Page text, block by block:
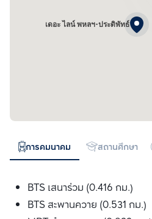
เดอะ ไลน์ พหลฯ-ประดิพัทธ์
การคมนาคม สถานศึกษา
BTS เสนาร่วม (0.416 กม.)
BTS สะพานควาย (0.531 กม.)